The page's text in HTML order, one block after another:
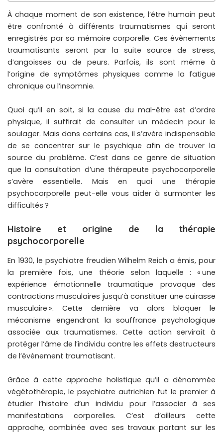
À chaque moment de son existence, l’être humain peut
être confronté à différents traumatismes qui seront
enregistrés par sa mémoire corporelle. Ces évènements
traumatisants seront par la suite source de stress,
d’angoisses ou de peurs. Parfois, ils sont même à
l’origine de symptômes physiques comme la fatigue
chronique ou l’insomnie.
Quoi qu’il en soit, si la cause du mal-être est d’ordre
physique, il suffirait de consulter un médecin pour le
soulager. Mais dans certains cas, il s’avère indispensable
de se concentrer sur le psychique afin de trouver la
source du problème. C’est dans ce genre de situation
que la consultation d’une thérapeute psychocorporelle
s’avère essentielle. Mais en quoi une thérapie
psychocorporelle peut-elle vous aider à surmonter les
difficultés ?
Histoire et origine de la thérapie
psychocorporelle
En 1930, le psychiatre freudien Wilhelm Reich a émis, pour
la première fois, une théorie selon laquelle : « une
expérience émotionnelle traumatique provoque des
contractions musculaires jusqu’à constituer une cuirasse
musculaire ». Cette dernière va alors bloquer le
mécanisme engendrant la souffrance psychologique
associée aux traumatismes. Cette action servirait à
protéger l’âme de l’individu contre les effets destructeurs
de l’évènement traumatisant.
Grâce à cette approche holistique qu’il a dénommée
végétothérapie, le psychiatre autrichien fut le premier à
étudier l’histoire d’un individu pour l’associer à ses
manifestations corporelles. C’est d’ailleurs cette
approche, combinée avec ses travaux portant sur les